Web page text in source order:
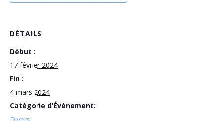
DÉTAILS
Début :
17 février 2024
Fin :
4 mars 2024
Catégorie d’Évènement: